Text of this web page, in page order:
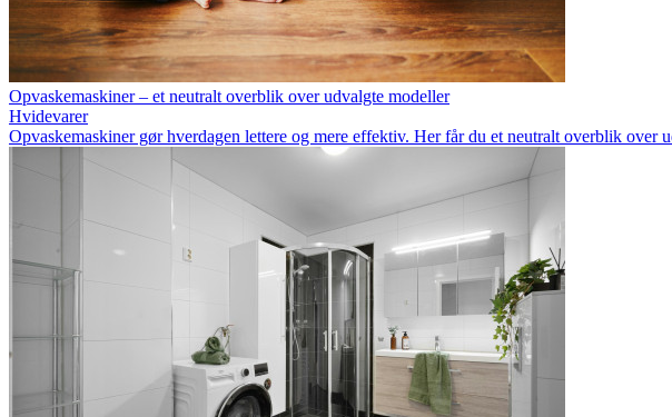
Opvaskemaskiner – et neutralt overblik over udvalgte modeller
Hvidevarer
Opvaskemaskiner gør hverdagen lettere og mere effektiv. Her får du et neutralt overblik